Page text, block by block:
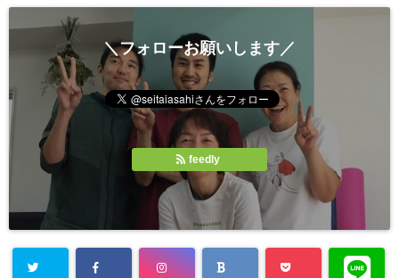
＼フォローお願いします／
feedly